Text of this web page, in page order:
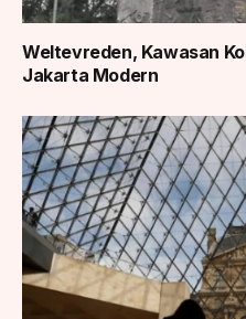
Weltevreden, Kawasan
Jakarta Modern